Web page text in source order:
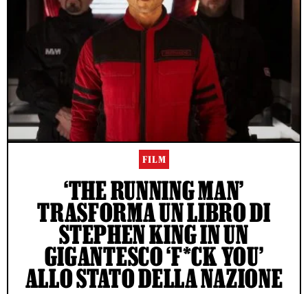
FILM
‘THE RUNNING MAN’
TRASFORMA UN LIBRO DI
STEPHEN KING IN UN
GIGANTESCO ‘F*CK YOU’
ALLO STATO DELLA NAZIONE